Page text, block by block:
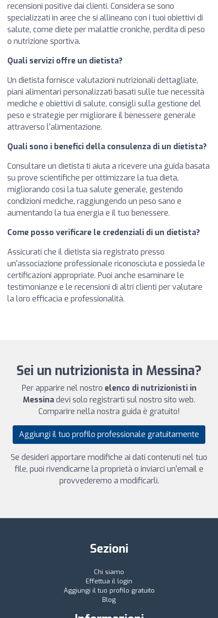
recensioni positive dai clienti. Considera se sono
specializzati in aree che si allineano con i tuoi obiettivi di
salute, come diete per malattie croniche, perdita di peso
o nutrizione sportiva.
Quali servizi offre un dietista?
Un dietista fornisce valutazioni nutrizionali dettagliate,
piani alimentari personalizzati basati sulle tue necessità
mediche e obiettivi di salute, consigli sulla gestione del
peso e strategie per migliorare il benessere generale
attraverso l'alimentazione.
Quali sono i benefici della consulenza di un dietista?
Consultare un dietista ti aiuta a ricevere una guida basata
su prove scientifiche per ottimizzare la tua dieta,
migliorando così la tua salute generale, gestendo
condizioni mediche, raggiungendo un peso sano e
aumentando la tua energia e il tuo benessere.
Come posso verificare le credenziali di un dietista?
Assicurati che il dietista sia registrato presso
un'associazione professionale riconosciuta e possieda le
certificazioni appropriate. Puoi anche esaminare le
testimonianze e le recensioni di altri clienti per valutare
la loro efficacia e professionalità.
Sei un nutrizionista in Messina?
Per apparire nel nostro elenco di nutrizionisti in
Messinadevi solo registrarti sul nostro sito web.
Comparire nella nostra guida è gratuito!
Aggiungi il tuo profilo professionale gratuitamente
Se desideri apportare modifiche ai dati contenuti nel tuo
file, puoi rivendicarne la proprietà o inviarci un'email e
provvederemo a modificarli.
Sezioni
Chi siamo
Effettua il login
Aggiungi il tuo profilo gratuito
Blog